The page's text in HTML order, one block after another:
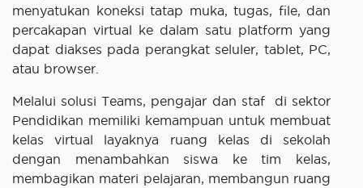
menyatukan koneksi tatap muka, tugas, file, dan
percakapan virtual ke dalam satu platform yang
dapat diakses pada perangkat seluler, tablet, PC,
atau browser.
Melalui solusi Teams, pengajar dan staf di sektor
Pendidikan memiliki kemampuan untuk membuat
kelas virtual layaknya ruang kelas di sekolah
dengan menambahkan siswa ke tim kelas,
membagikan materi pelajaran, membangun ruang